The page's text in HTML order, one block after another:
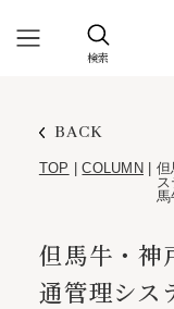
検索
BACK
TOP |COLUMN
但
馬
但馬牛・神
通管理シス